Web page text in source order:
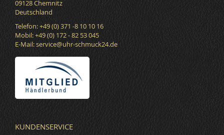
09128 Chemnitz
Deutschland
Telefon: +49 (0) 371 -8 10 10 16
Mobil: +49 (0) 172 - 82 53 045
E-Mail:service@uhr-schmuck24.de
KUNDENSERVICE